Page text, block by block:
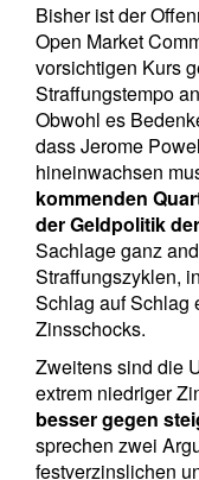
Bisher ist der
Open Market
vorsichtigen Kurs
Straffungstempo
Obwohl es
dass Jerome
hineinwachsen
kommenden
der Geldpolitik
Sachlage ganz
Straffungszyklen,
Schlag auf Schlag
Zinsschocks.
Zweitens sind die
extrem niedriger
besser gegen
sprechen zwei
festverzinslichen
Newsletter
Email